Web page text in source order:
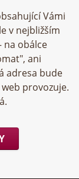
Vámi
v nejbližším
na obálce
ani
adresa bude
provozuje.